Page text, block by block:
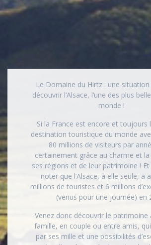
Le Domaine du Hirtz : une
découvrir l’Alsace, l’une des plus
monde !
Si la France est encore et toujours
destination touristique du monde
80 millions de visiteurs par
certainement grâce au charme et
ses régions et de leur patrimoine !
noter que l’Alsace, à elle seule, a
millions de touristes et 6 millions
(venus pour une journée) en
Venez donc découvrir le patrimoine
famille, en couple ou entre amis,
par ses mille et une possibilités